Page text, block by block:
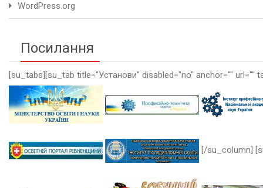
WordPress.org
Посилання
[su_tabs][su_tab title="Установи" disabled="no" anchor=""
[/su_column]